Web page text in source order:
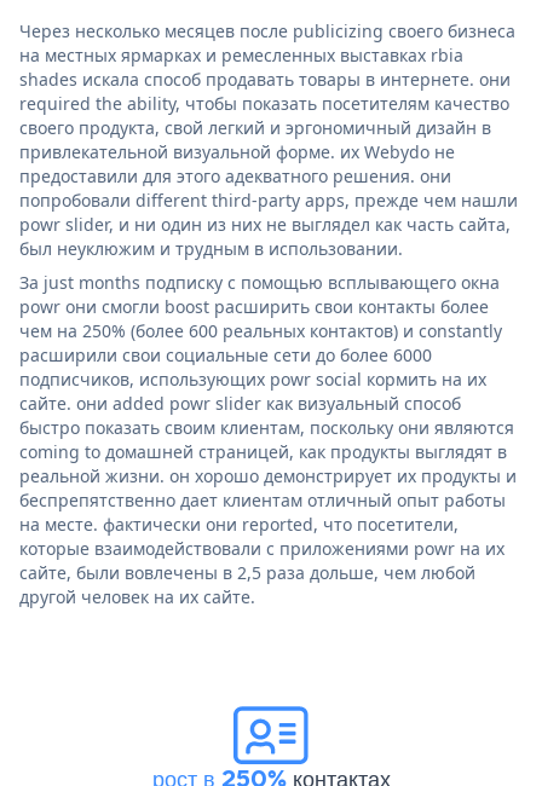
Через несколько месяцев после publicizing своего бизнеса
на местных ярмарках и ремесленных выставках rbia
shades искала способ продавать товары в интернете. они
required the ability, чтобы показать посетителям качество
своего продукта, свой легкий и эргономичный дизайн в
привлекательной визуальной форме. их Webydo не
предоставили для этого адекватного решения. они
попробовали different third-party apps, прежде чем нашли
powr slider, и ни один из них не выглядел как часть сайта,
был неуклюжим и трудным в использовании.
За just months подписку с помощью всплывающего окна
powr они смогли boost расширить свои контакты более
чем на 250% (более 600 реальных контактов) и constantly
расширили свои социальные сети до более 6000
подписчиков, использующих powr social кормить на их
сайте. они added powr slider как визуальный способ
быстро показать своим клиентам, поскольку они являются
coming to домашней страницей, как продукты выглядят в
реальной жизни. он хорошо демонстрирует их продукты и
беспрепятственно дает клиентам отличный опыт работы
на месте. фактически они reported, что посетители,
которые взаимодействовали с приложениями powr на их
сайте, были вовлечены в 2,5 раза дольше, чем любой
другой человек на их сайте.
рост в 250%контактах